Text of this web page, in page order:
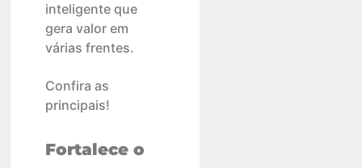
inteligente que
gera valor em
várias frentes.
Confira as
principais!
Fortalece o